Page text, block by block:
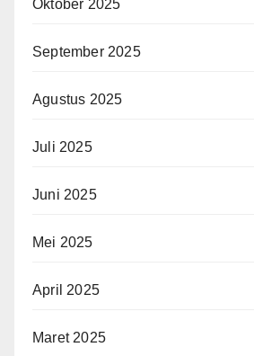
Oktober 2025
September 2025
Agustus 2025
Juli 2025
Juni 2025
Mei 2025
April 2025
Maret 2025